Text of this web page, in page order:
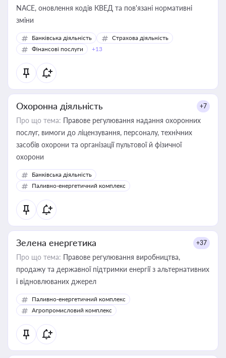
NACE, оновлення кодів КВЕД та пов'язані нормативні
зміни
Банківська діяльність
Страхова діяльність
Фінансові послуги
+13
Охоронна діяльність +7
Про що тема: Правове регулювання надання охоронних
послуг, вимоги до ліцензування, персоналу, технічних
засобів охорони та організації пультової й фізичної
охорони
Банківська діяльність
Паливно-енергетичний комплекс
Зелена енергетика +37
Про що тема: Правове регулювання виробництва,
продажу та державної підтримки енергії з альтернативних
і відновлюваних джерел
Паливно-енергетичний комплекс
Агропромисловий комплекс